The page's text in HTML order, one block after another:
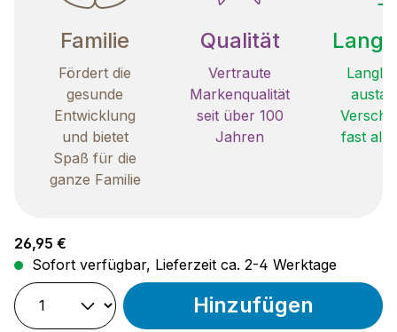
Familie
Fördert die
gesunde
Entwicklung
und bietet
Spaß für die
ganze Familie
Qualität
Vertraute
Markenqualität
seit über 100
Jahren
fast
Regulärer Preis:
26,95 €
Sofort verfügbar, Lieferzeit ca. 2-4 Werktage
Hinzufügen